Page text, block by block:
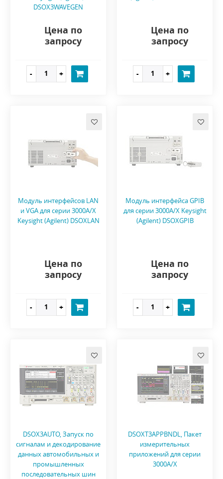
DSOX3WAVEGEN
Цена по
запросу
Цена по
запросу
Модуль интерфейсов LAN
и VGA для серии 3000A/X
Keysight (Agilent) DSOXLAN
Цена по
запросу
Модуль интерфейса GPIB
для серии 3000A/X Keysight
(Agilent) DSOXGPIB
Цена по
запросу
DSOX3AUTO, Запуск по
сигналам и декодирование
данных автомобильных и
промышленных
последовательных шин
DSOXT3APPBNDL, Пакет
измерительных
приложений для серии
3000A/X